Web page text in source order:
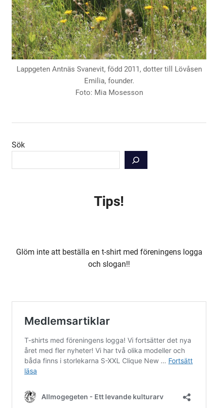
Lappgeten Antnäs Svanevit, född 2011, dotter till Lövåsen
Emilia, founder.
Foto: Mia Mosesson
Sök
Tips!
Glöm inte att beställa en t-shirt med föreningens logga
och slogan!!